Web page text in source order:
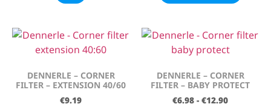
DENNERLE – CORNER
FILTER – EXTENSION 40/60
€9.19
DENNERLE – CORNER
FILTER – BABY PROTECT
€6.98 - €12.90